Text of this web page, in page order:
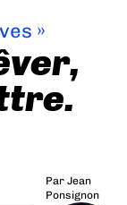
»
Par Jean
Ponsignon